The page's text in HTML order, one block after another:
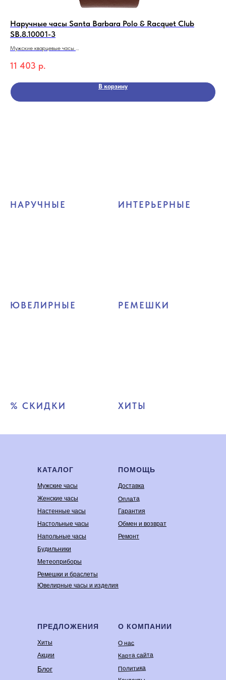
Наручные часы Santa Barbara Polo & Racquet Club
SB.8.10001-3
Мужские кварцевые часы
Коллекция Prive
11 403 р.
В корзину
НАРУЧНЫЕ ИНТЕРЬЕРНЫЕ
ЮВЕЛИРНЫЕ РЕМЕШКИ
% СКИДКИ ХИТЫ
КАТАЛОГ
Мужские часы
Женские часы
Настенные часы
Настольные часы
Напольные часы
Будильники
Метеоприборы
Ремешки и браслеты
Ювелирные часы и изделия
ПРЕДЛОЖЕНИЯ
Хиты
Акции
Блог
ПОМОЩЬ
Доставка
Оплата
Гарантия
Обмен и возврат
Ремонт
О КОМПАНИИ
О нас
Карта сайта
Политика